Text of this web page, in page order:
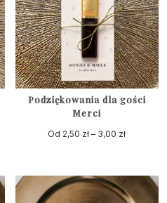
Podziękowania dla gości
Merci
Od 2,50 zł – 3,00 zł
do
3,00 zł
ma